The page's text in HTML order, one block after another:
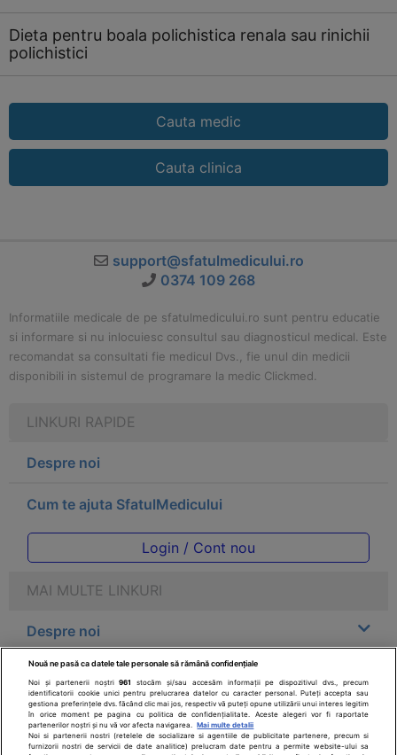
Dieta pentru boala polichistica renala sau rinichii
polichistici
Cauta medic
Cauta clinica
support@sfatulmedicului.ro
0374 109 268
Informatiile medicale de pe sfatulmedicului.ro sunt pentru educatie
si informare si nu inlocuiesc consultul sau diagnosticul medical. Este
recomandat sa consultati fie medicul Dvs., fie unul din medicii
disponibili in sistemul de programare la medic Clickmed.
LINKURI RAPIDE
Despre noi
Cum te ajuta SfatulMedicului
Login / Cont nou
MAI MULTE LINKURI
Despre noi
Legal
Drepturile consumatorului
Nouă ne pasă ca datele tale personale să rămână confidențiale
Noi și partenerii noștri961
stocăm și/sau accesăm informații pe dispozitivul dvs., precum
identificatorii cookie unici pentru prelucrarea datelor cu caracter personal. Puteți accepta sau
gestiona preferințele dvs. făcând clic mai jos, respectiv vă puteți opune utilizării unui interes legitim
în orice moment pe pagina cu politica de confidențialitate. Aceste alegeri vor fi raportate
partenerilor noștri și nu vă vor afecta navigarea.
Mai multe detalii
Noi si partenerii nostri (retelele de socializare si agentiile de publicitate partenere, precum si
furnizorii nostri de servicii de date analitice) prelucram date pentru a permite website-ului sa